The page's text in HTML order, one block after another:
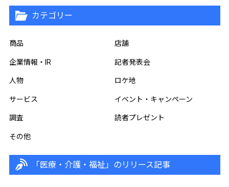
カテゴリー
商品 店舗
企業情報・IR 記者発表会
人物 ロケ地
サービス イベント・キャンペーン
調査 読者プレゼント
その他
「医療・介護・福祉」のリリース記事